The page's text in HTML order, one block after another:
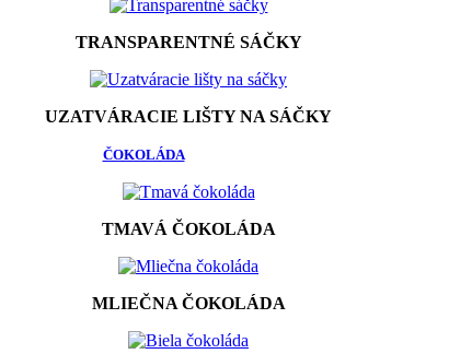
TRANSPARENTNÉ SÁČKY
UZATVÁRACIE LIŠTY NA SÁČKY
ČOKOLÁDA
TMAVÁ ČOKOLÁDA
MLIEČNA ČOKOLÁDA